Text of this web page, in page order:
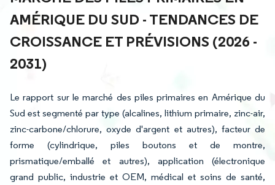
AMÉRIQUE DU SUD - TENDANCES DE
CROISSANCE ET PRÉVISIONS (2026 -
2031)
Le rapport sur le marché des piles primaires en Amérique du
Sud est segmenté par type (alcalines, lithium primaire, zinc-air,
zinc-carbone/chlorure, oxyde d'argent et autres), facteur de
forme (cylindrique, piles boutons et de montre,
prismatique/emballé et autres), application (électronique
grand public, industrie et OEM, médical et soins de santé,